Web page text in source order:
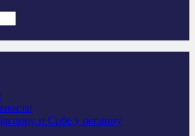
и Србе у региону